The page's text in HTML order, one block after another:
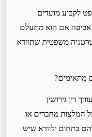
לקבוע מועדים
אכיפה אם הוא מתעלם
משפטית שתוודא
מתאימים?
דין גירושין
המלצות מחברים או
בתחום ולוודא שיש